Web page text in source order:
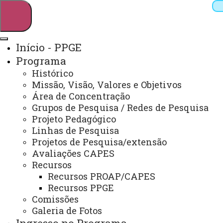
Webmail Sistemas
Telefones
Arquivo Virtual
Campus
Início - PPGE
Programa
Histórico
Missão, Visão, Valores e Objetivos
Área de Concentração
Grupos de Pesquisa / Redes de Pesquisa
Projeto Pedagógico
Linhas de Pesquisa
Projetos de Pesquisa/extensão
Avaliações CAPES
Recursos
Recursos PROAP/CAPES
Recursos PPGE
Comissões
Galeria de Fotos
Mestrado e Doutorado em Educação